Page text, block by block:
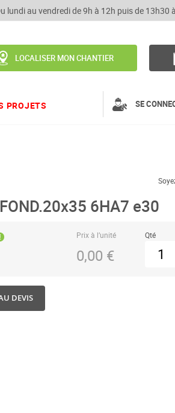
lundi au vendredi de 9h à 12h puis de 13h30
LOCALISER MON CHANTIER
PROJETS SE
6HA7 e30
Prix à l’unité
0,00 €
Qté
DEVIS